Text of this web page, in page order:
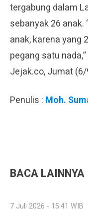
tergabung dalam
sebanyak 26 anak.
anak, karena yang
pegang satu
Jejak.co, Jumat
Penulis : Moh.
BACA LAINNYA
7 Juli 2026 - 15:41 WIB